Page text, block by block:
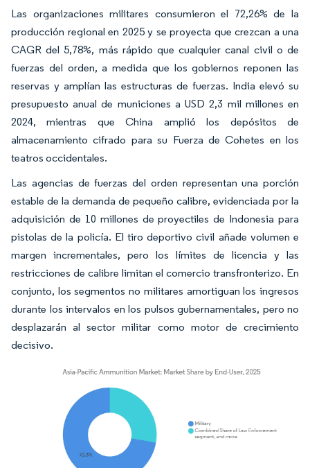
Las organizaciones militares consumieron el 72,26% de la
producción regional en 2025 y se proyecta que crezcan a una
CAGR del 5,78%, más rápido que cualquier canal civil o de
fuerzas del orden, a medida que los gobiernos reponen las
reservas y amplían las estructuras de fuerzas. India elevó su
presupuesto anual de municiones a USD 2,3 mil millones en
2024, mientras que China amplió los depósitos de
almacenamiento cifrado para su Fuerza de Cohetes en los
teatros occidentales.
Las agencias de fuerzas del orden representan una porción
estable de la demanda de pequeño calibre, evidenciada por la
adquisición de 10 millones de proyectiles de Indonesia para
pistolas de la policía. El tiro deportivo civil añade volumen e
margen incrementales, pero los límites de licencia y las
restricciones de calibre limitan el comercio transfronterizo. En
conjunto, los segmentos no militares amortiguan los ingresos
durante los intervalos en los pulsos gubernamentales, pero no
desplazarán al sector militar como motor de crecimiento
decisivo.